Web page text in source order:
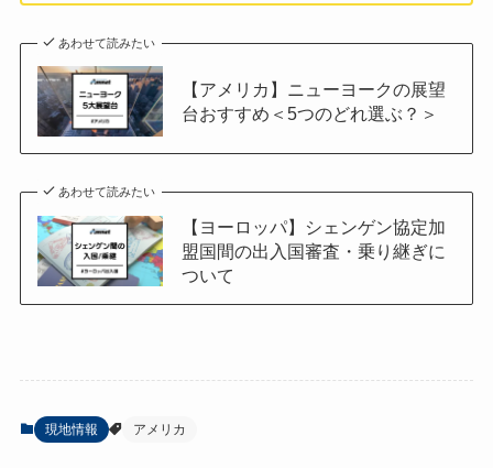
あわせて読みたい
【アメリカ】ニューヨークの展望
台おすすめ＜5つのどれ選ぶ？＞
あわせて読みたい
【ヨーロッパ】シェンゲン協定加
盟国間の出入国審査・乗り継ぎに
ついて
現地情報 アメリカ